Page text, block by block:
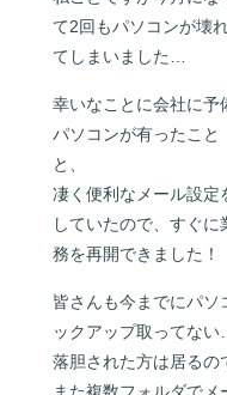
て2回もパソコンが壊
てしまいました…
幸いなことに会社に予
パソコンが有ったこと
と、
凄く便利なメール設定
していたので、すぐに
務を再開できました！
皆さんも今までにパ
ックアップ取ってな
落胆された方は居るの
また複数フォルダで